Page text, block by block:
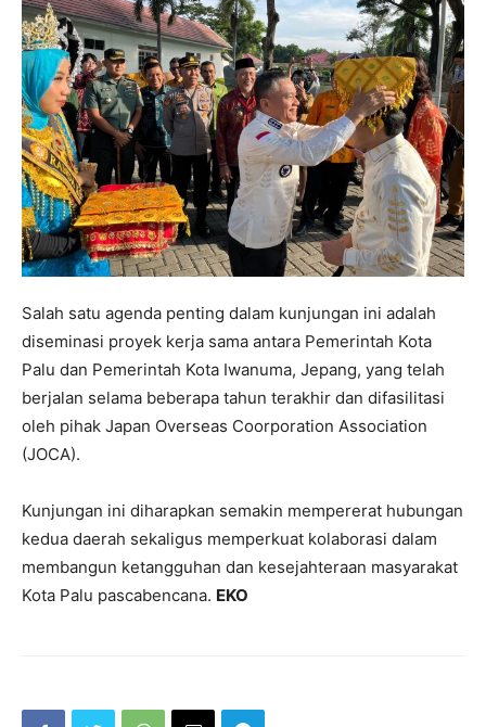
Salah satu agenda penting dalam kunjungan ini adalah
diseminasi proyek kerja sama antara Pemerintah Kota
Palu dan Pemerintah Kota Iwanuma, Jepang, yang telah
berjalan selama beberapa tahun terakhir dan difasilitasi
oleh pihak Japan Overseas Coorporation Association
(JOCA).
Kunjungan ini diharapkan semakin mempererat hubungan
kedua daerah sekaligus memperkuat kolaborasi dalam
membangun ketangguhan dan kesejahteraan masyarakat
Kota Palu pascabencana. EKO